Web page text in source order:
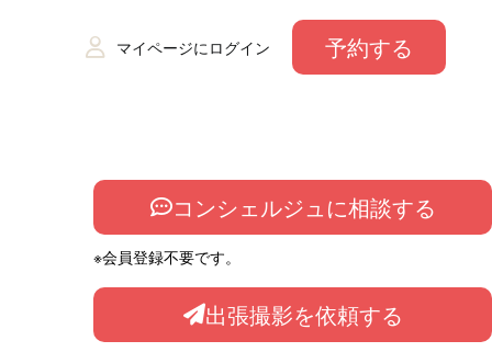
マイページにログイン 予約する
コンシェルジュに相談する
※会員登録不要です。
出張撮影を依頼する